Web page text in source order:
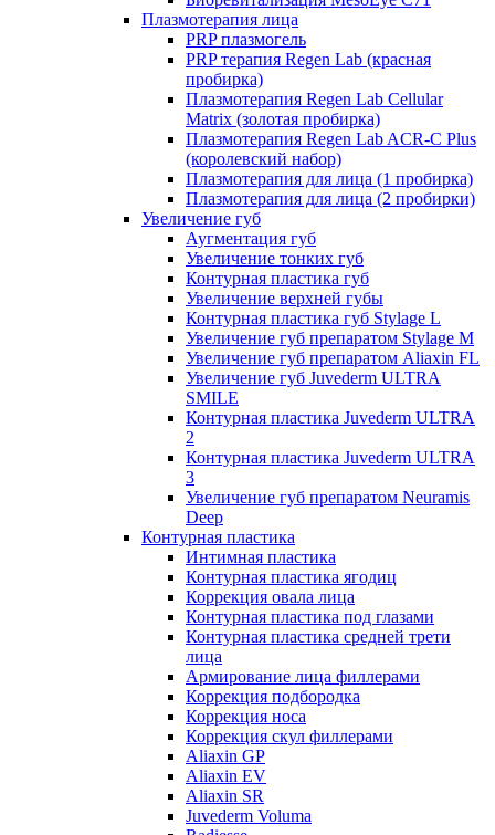
Плазмотерапия лица
PRP плазмогель
PRP терапия Regen Lab (красная
пробирка)
Плазмотерапия Regen Lab Cellular
Matrix (золотая пробирка)
Плазмотерапия Regen Lab ACR-C Plus
(королевский набор)
Плазмотерапия для лица (1 пробирка)
Плазмотерапия для лица (2 пробирки)
Увеличение губ
Аугментация губ
Увеличение тонких губ
Контурная пластика губ
Увеличение верхней губы
Контурная пластика губ Stylage L
Увеличение губ препаратом Stylage M
Увеличение губ препаратом Aliaxin FL
Увеличение губ Juvederm ULTRA
SMILE
Контурная пластика Juvederm ULTRA
2
Контурная пластика Juvederm ULTRA
3
Увеличение губ препаратом Neuramis
Deep
Контурная пластика
Интимная пластика
Контурная пластика ягодиц
Коррекция овала лица
Контурная пластика под глазами
Контурная пластика средней трети
лица
Армирование лица филлерами
Коррекция подбородка
Коррекция носа
Коррекция скул филлерами
Aliaxin GP
Aliaxin EV
Aliaxin SR
Juvederm Voluma